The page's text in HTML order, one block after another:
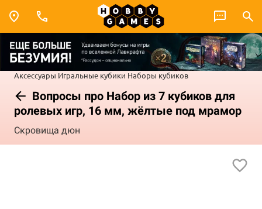
Аксессуары Игральные кубики Наборы кубиков
Вопросы про Набор из 7 кубиков для
ролевых игр, 16 мм, жёлтые под мрамор
Скровища дюн